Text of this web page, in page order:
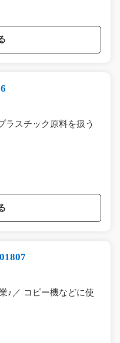
ラスチック原料を扱う
♪／ コピー機などに使